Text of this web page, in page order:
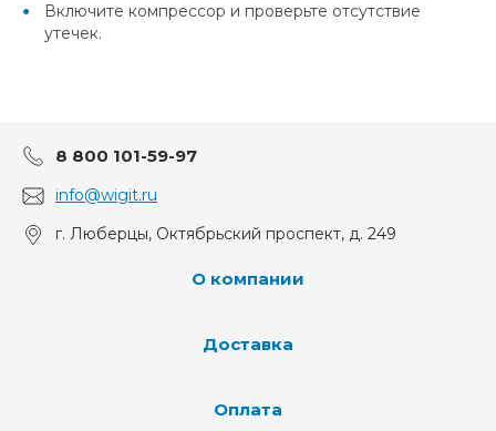
Включите компрессор и проверьте отсутствие
утечек.
8 800 101-59-97
info@wigit.ru
г. Люберцы, Октябрьский проспект, д. 249
О компании
Доставка
Оплата